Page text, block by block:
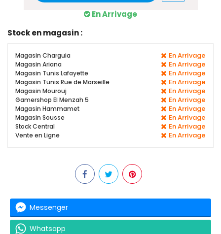
En Arrivage
Stock en magasin :
Magasin Charguia En Arrivage
Magasin Ariana En Arrivage
Magasin Tunis Lafayette En Arrivage
Magasin Tunis Rue de Marseille En Arrivage
Magasin Mourouj En Arrivage
Gamershop El Menzah 5 En Arrivage
Magasin Hammamet En Arrivage
Magasin Sousse En Arrivage
Stock Central En Arrivage
Vente en Ligne En Arrivage
Messenger
Whatsapp